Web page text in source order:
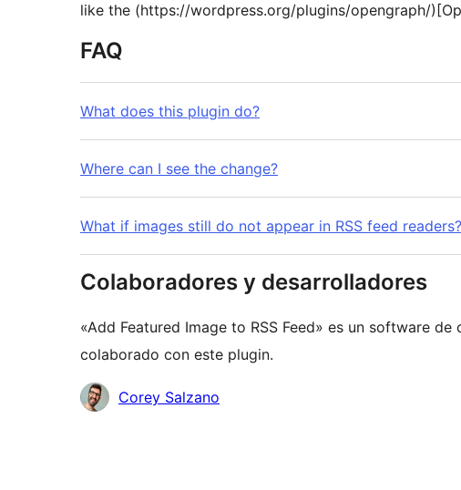
like the (https://wordpress.org/plugins/opengraph/
FAQ
What does this plugin do?
Where can I see the change?
What if images still do not appear in RSS feed readers?
Colaboradores y desarrolladores
«Add Featured Image to RSS Feed» es un software
colaborado con este plugin.
Colaboradores
Corey Salzano